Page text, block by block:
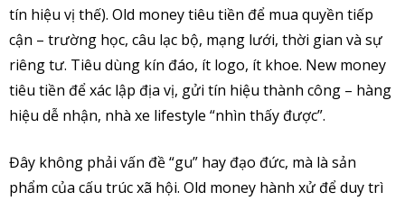
tín hiệu vị thế). Old money tiêu tiền để mua quyền tiếp
cận – trường học, câu lạc bộ, mạng lưới, thời gian và sự
riêng tư. Tiêu dùng kín đáo, ít logo, ít khoe. New money
tiêu tiền để xác lập địa vị, gửi tín hiệu thành công – hàng
hiệu dễ nhận, nhà xe lifestyle “nhìn thấy được”.
Đây không phải vấn đề “gu” hay đạo đức, mà là sản
phẩm của cấu trúc xã hội. Old money hành xử để duy trì